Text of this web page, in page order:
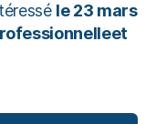
le 23 mars